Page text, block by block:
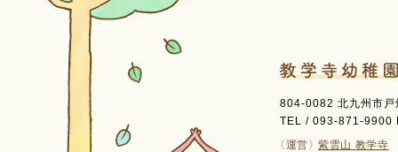
804-0082 北九州市
TEL / 093-871-9900
〈運営〉紫雲山 教学寺